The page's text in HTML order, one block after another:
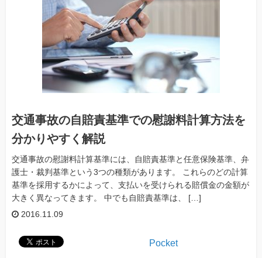
交通事故の自賠責基準での慰謝料計算方法を
分かりやすく解説
交通事故の慰謝料計算基準には、自賠責基準と任意保険基準、弁
護士・裁判基準という3つの種類があります。 これらのどの計算
基準を採用するかによって、支払いを受けられる賠償金の金額が
大きく異なってきます。 中でも自賠責基準は、 […]
2016.11.09
Pocket